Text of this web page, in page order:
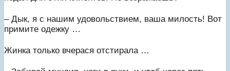
– Дык, я с нашим удовольствием, ваша милость! Вот
примите одежку …
Жинка только вчерася отстирала …